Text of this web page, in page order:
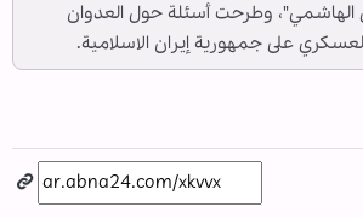
وطرحت أسئلة حول العدوان
على جمهورية إيران الاسلامية.